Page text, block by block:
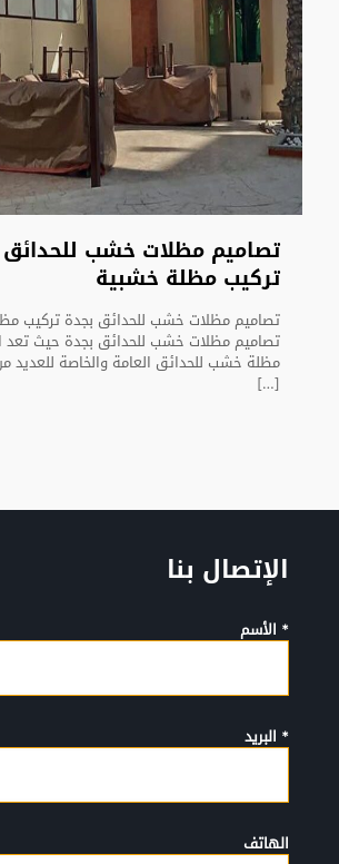
تصاميم مظلات خشب
تركيب مظلة خشبية
تصاميم مظلات خشب للحدائق بجدة تركيب
تصاميم مظلات خشب للحدائق بجدة حيث تعد
مظلة خشب للحدائق العامة والخاصة للعديد
[…]
الإتصال بنا
* الأسم
* البريد
الهاتف